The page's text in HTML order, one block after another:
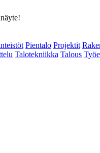
Pientalo Projektit
Talotekniikka Talous